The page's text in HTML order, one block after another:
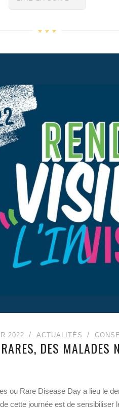
2022 ACTUALITÉS
DES MALADES
ou Rare Disease Day a lieu le
cette journée est de